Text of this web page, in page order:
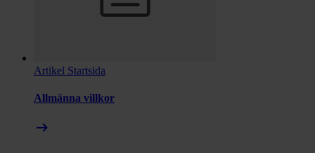
Artikel Startsida
Allmänna villkor
arrow_right_alt